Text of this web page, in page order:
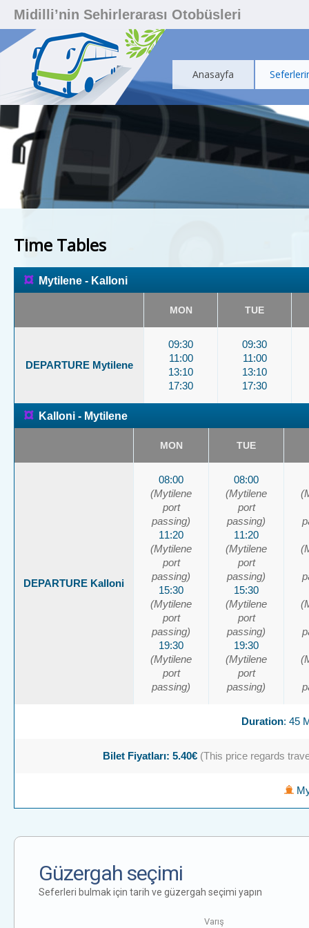
Midilli’nin Sehirlerarası Otobüsleri
Anasayfa
Time Tables
¤ Mytilene - Kalloni
MON TUE
DEPARTURE Mytilene
09:30
11:00
13:10
17:30
09:30
11:00
13:10
17:30
¤ Kalloni - Mytilene
MON TUE
DEPARTURE Kalloni
08:00
(Mytilene
port
passing)
11:20
(Mytilene
port
passing)
15:30
(Mytilene
port
passing)
19:30
(Mytilene
port
passing)
08:00
(Mytilene
port
passing)
11:20
(Mytilene
port
passing)
15:30
(Mytilene
port
passing)
19:30
(Mytilene
port
passing)
Duration: 45
Bilet Fiyatları: 5.40€ (This price regards
Güzergah seçimi
Seferleri bulmak için tarih ve güzergah seçimi yapın
Varış